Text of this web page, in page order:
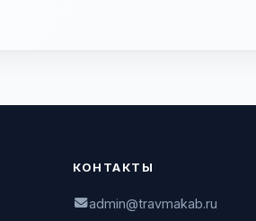
КОНТАКТЫ
admin@travmakab.ru